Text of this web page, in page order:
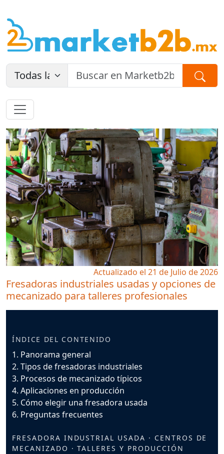
Actualizado el 21 de Julio de 2026
Fresadoras industriales usadas y opciones de
mecanizado para talleres profesionales
ÍNDICE DEL CONTENIDO
1. Panorama general
2. Tipos de fresadoras industriales
3. Procesos de mecanizado típicos
4. Aplicaciones en producción
5. Cómo elegir una fresadora usada
6. Preguntas frecuentes
FRESADORA INDUSTRIAL USADA · CENTROS DE
MECANIZADO · TALLERES Y PRODUCCIÓN